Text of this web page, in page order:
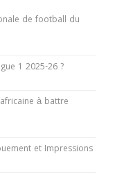
sur la Coupe
de football
de football du
1 2025-26 ?
à battre
et Impressions